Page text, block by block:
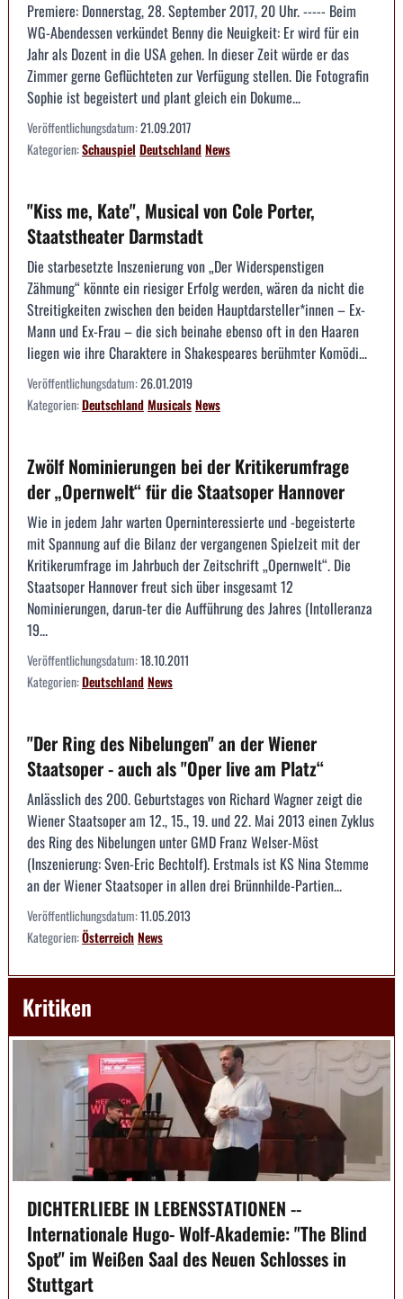
Premiere: Donnerstag, 28. September 2017, 20 Uhr. ----- Beim
WG-Abendessen verkündet Benny die Neuigkeit: Er wird für ein
Jahr als Dozent in die USA gehen. In dieser Zeit würde er das
Zimmer gerne Geflüchteten zur Verfügung stellen. Die Fotografin
Sophie ist begeistert und plant gleich ein Dokume...
Veröffentlichungsdatum:21.09.2017
Kategorien:Schauspiel DeutschlandNews
"Kiss me, Kate", Musical von Cole Porter,
Staatstheater Darmstadt
Die starbesetzte Inszenierung von „Der Widerspenstigen
Zähmung“ könnte ein riesiger Erfolg werden, wären da nicht die
Streitigkeiten zwischen den beiden Hauptdarsteller*innen – Ex-
Mann und Ex-Frau – die sich beinahe ebenso oft in den Haaren
liegen wie ihre Charaktere in Shakespeares berühmter Komödi...
Veröffentlichungsdatum:26.01.2019
Kategorien:DeutschlandMusicalsNews
Zwölf Nominierungen bei der Kritikerumfrage
der „Opernwelt“ für die Staatsoper Hannover
Wie in jedem Jahr warten Operninteressierte und -begeisterte
mit Spannung auf die Bilanz der vergangenen Spielzeit mit der
Kritikerumfrage im Jahrbuch der Zeitschrift „Opernwelt“. Die
Staatsoper Hannover freut sich über insgesamt 12
Nominierungen, darun-ter die Aufführung des Jahres (Intolleranza
19...
Veröffentlichungsdatum:18.10.2011
Kategorien:DeutschlandNews
"Der Ring des Nibelungen" an der Wiener
Staatsoper - auch als "Oper live am Platz“
Anlässlich des 200. Geburtstages von Richard Wagner zeigt die
Wiener Staatsoper am 12., 15., 19. und 22. Mai 2013 einen Zyklus
des Ring des Nibelungen unter GMD Franz Welser-Möst
(Inszenierung: Sven-Eric Bechtolf). Erstmals ist KS Nina Stemme
an der Wiener Staatsoper in allen drei Brünnhilde-Partien...
Veröffentlichungsdatum:11.05.2013
Kategorien:ÖsterreichNews
Kritiken
DICHTERLIEBE IN LEBENSSTATIONEN --
Internationale Hugo- Wolf-Akademie: "The Blind
Spot" im Weißen Saal des Neuen Schlosses in
Stuttgart